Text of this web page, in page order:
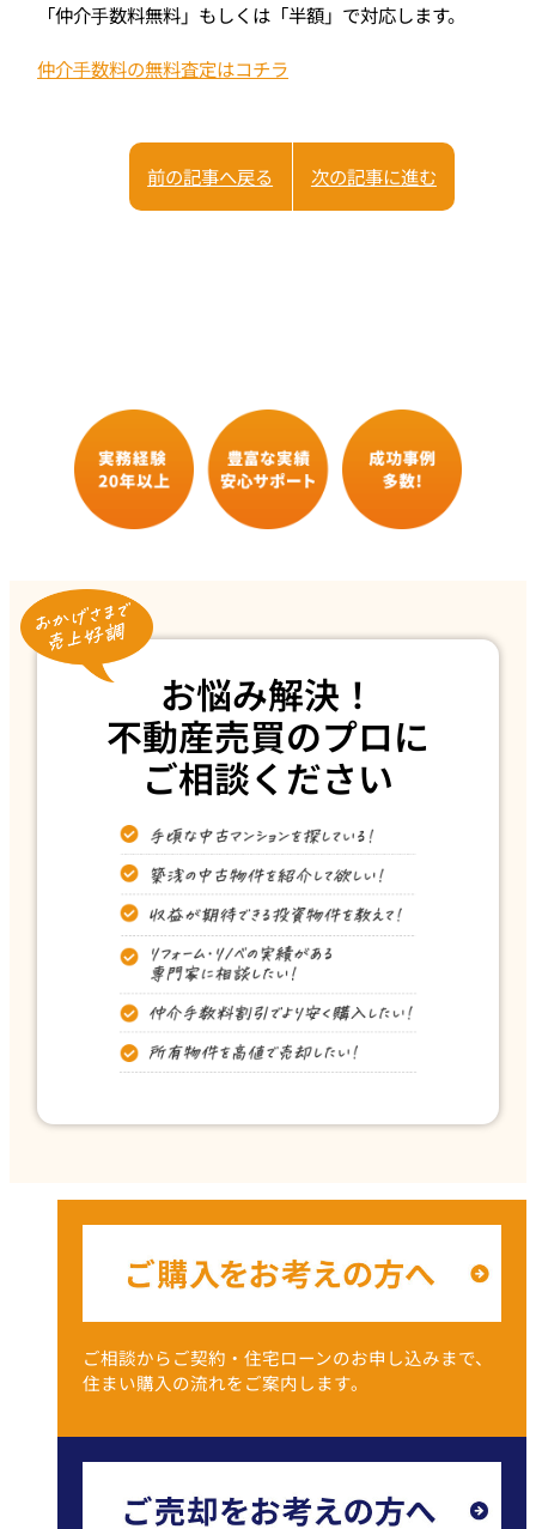
「仲介⼿数料無料」もしくは「半額」で対応します。
仲介⼿数料の無料査定はコチラ
前の記事へ戻る 次の記事に進む
お悩み解決！
不動産売買のプロに
ご相談ください
ご相談からご契約・住宅ローンのお申し込みまで、
住まい購入の流れをご案内します。